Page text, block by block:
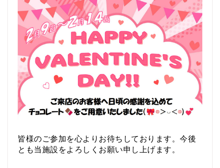
皆様のご参加を心よりお待ちしております。今後
とも当施設をよろしくお願い申し上げます。